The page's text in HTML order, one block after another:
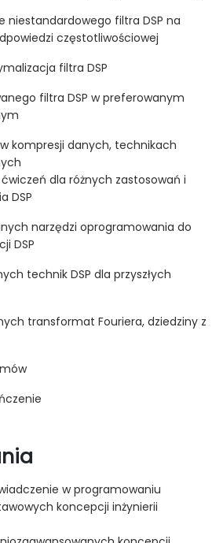
niestandardowego filtra DSP na
częstotliwościowej
filtra DSP
filtra DSP w preferowanym
w kompresji danych, technikach
dla różnych zastosowań i
DSP
narzędzi oprogramowania do
DSP
technik DSP dla przyszłych
transformat Fouriera, dziedziny z
w programowaniu
koncepcji inżynierii